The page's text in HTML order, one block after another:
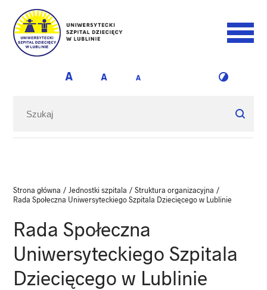
Strona główna / Jednostki szpitala /Struktura organizacyjna /
Rada Społeczna Uniwersyteckiego Szpitala Dziecięcego w Lublinie
Rada Społeczna
Uniwersyteckiego Szpitala
Dziecięcego w Lublinie